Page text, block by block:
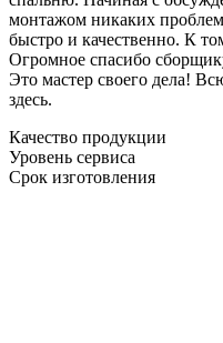
монтажом никаких
быстро и качественно. К
Огромное спасибо
Это мастер своего дела!
здесь.
Качество продукции
Уровень сервиса
Срок изготовления